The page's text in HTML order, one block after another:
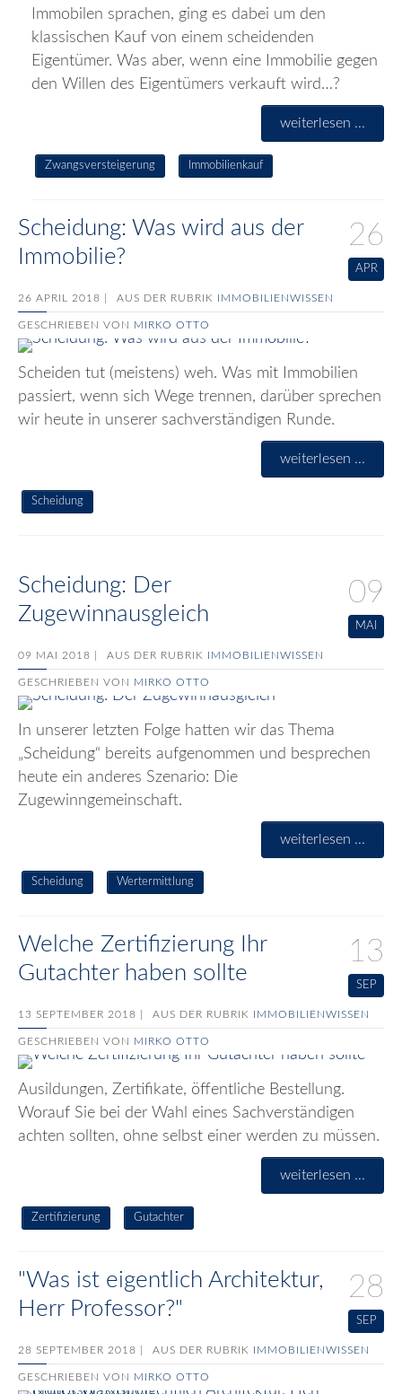
Immobilen sprachen, ging es dabei um den
klassischen Kauf von einem scheidenden
Eigentümer. Was aber, wenn eine Immobilie gegen
den Willen des Eigentümers verkauft wird…?
weiterlesen ...
Zwangsversteigerung Immobilienkauf
26
APR
Scheidung: Was wird aus der
Immobilie?
26 APRIL 2018 | AUS DER RUBRIK IMMOBILIENWISSEN
GESCHRIEBEN VON MIRKO OTTO
Scheiden tut (meistens) weh. Was mit Immobilien
passiert, wenn sich Wege trennen, darüber sprechen
wir heute in unserer sachverständigen Runde.
weiterlesen ...
Scheidung
09
MAI
Scheidung: Der
Zugewinnausgleich
09 MAI 2018 | AUS DER RUBRIK IMMOBILIENWISSEN
GESCHRIEBEN VON MIRKO OTTO
In unserer letzten Folge hatten wir das Thema
„Scheidung“ bereits aufgenommen und besprechen
heute ein anderes Szenario: Die
Zugewinngemeinschaft.
weiterlesen ...
Scheidung Wertermittlung
13
SEP
Welche Zertifizierung Ihr
Gutachter haben sollte
13 SEPTEMBER 2018 | AUS DER RUBRIK IMMOBILIENWISSEN
GESCHRIEBEN VON MIRKO OTTO
Ausildungen, Zertifikate, öffentliche Bestellung.
Worauf Sie bei der Wahl eines Sachverständigen
achten sollten, ohne selbst einer werden zu müssen.
weiterlesen ...
Zertifizierung Gutachter
28
SEP
"Was ist eigentlich Architektur,
Herr Professor?"
28 SEPTEMBER 2018 | AUS DER RUBRIK IMMOBILIENWISSEN
GESCHRIEBEN VON MIRKO OTTO